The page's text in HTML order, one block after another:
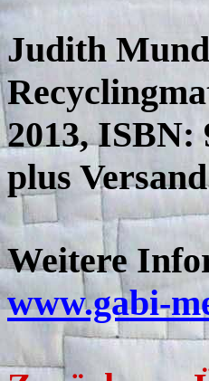
Judith
2013, ISBN:
plus
Weitere
www.gabi-